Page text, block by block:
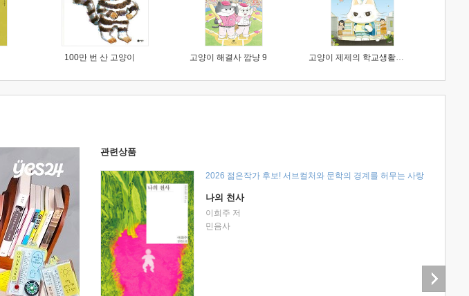
100만 번 산 고양이 고양이 해결사 깜냥 9 고양이 제제의 학교생활 1 : 초등학생이 이렇게 힘들 줄이야
관련상품
2026 젊은작가 후보! 서브컬처와 문학의 경계를 허무는 사랑
나의 천사
이희주 저
민음사